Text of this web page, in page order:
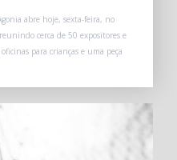
abre hoje, sexta-feira, no
cerca de 50 expositores e
para crianças e uma peça